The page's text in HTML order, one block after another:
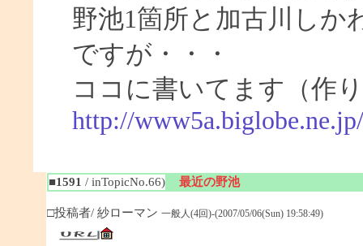
野池1箇所と加古川しか
ですが・・・
ココに書いてます（作
http://
■1591 / inTopicNo.66) 最近の野池
□投稿者/ 紗ローマン 一般人(4回)-(2007/05/06(Sun) 19:58:49)